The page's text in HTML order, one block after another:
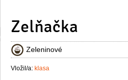
Zelňačka
Zeleninové
Vložil/a: klasa